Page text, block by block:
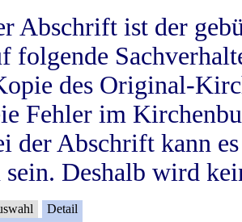
Abschrift ist der
folgende
des Original-
Fehler im
der Abschrift kann
sein. Deshalb wird
Detail